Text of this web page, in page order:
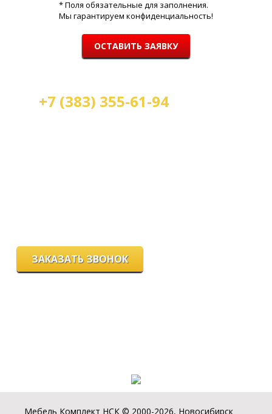
* Поля обязательные для заполнения.
Мы гарантируем конфиденциальность!
ОСТАВИТЬ ЗАЯВКУ
+7 (383) 355-61-94
ЗАКАЗАТЬ ЗВОНОК
Мебель Комплект НСК © 2000-2026, Новосибирск